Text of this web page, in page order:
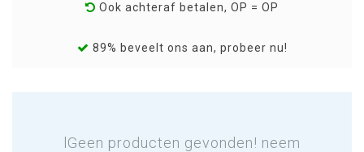
Ook achteraf betalen, OP = OP
89% beveelt ons aan, probeer nu!
lGeen producten gevonden! neem